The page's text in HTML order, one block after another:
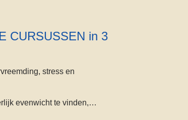
CURSUSSEN in 3
stress en
evenwicht te vinden,…